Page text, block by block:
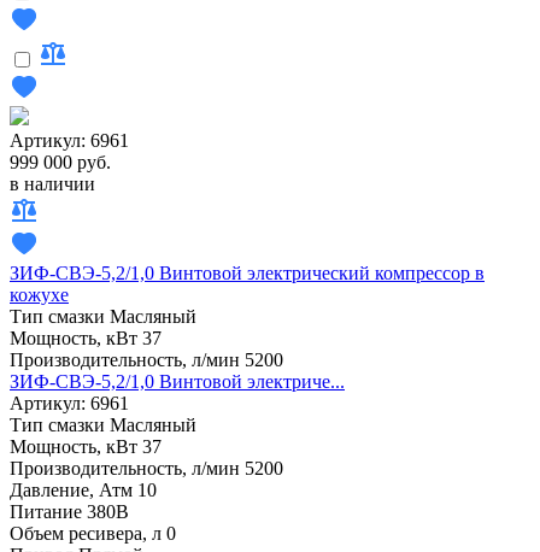
Артикул: 6961
999 000 руб.
в наличии
ЗИФ-СВЭ-5,2/1,0 Винтовой электрический компрессор в
кожухе
Тип смазки Масляный
Мощность, кВт 37
Производительность, л/мин 5200
ЗИФ-СВЭ-5,2/1,0 Винтовой электриче...
Артикул: 6961
Тип смазки Масляный
Мощность, кВт 37
Производительность, л/мин 5200
Давление, Атм 10
Питание 380В
Объем ресивера, л 0